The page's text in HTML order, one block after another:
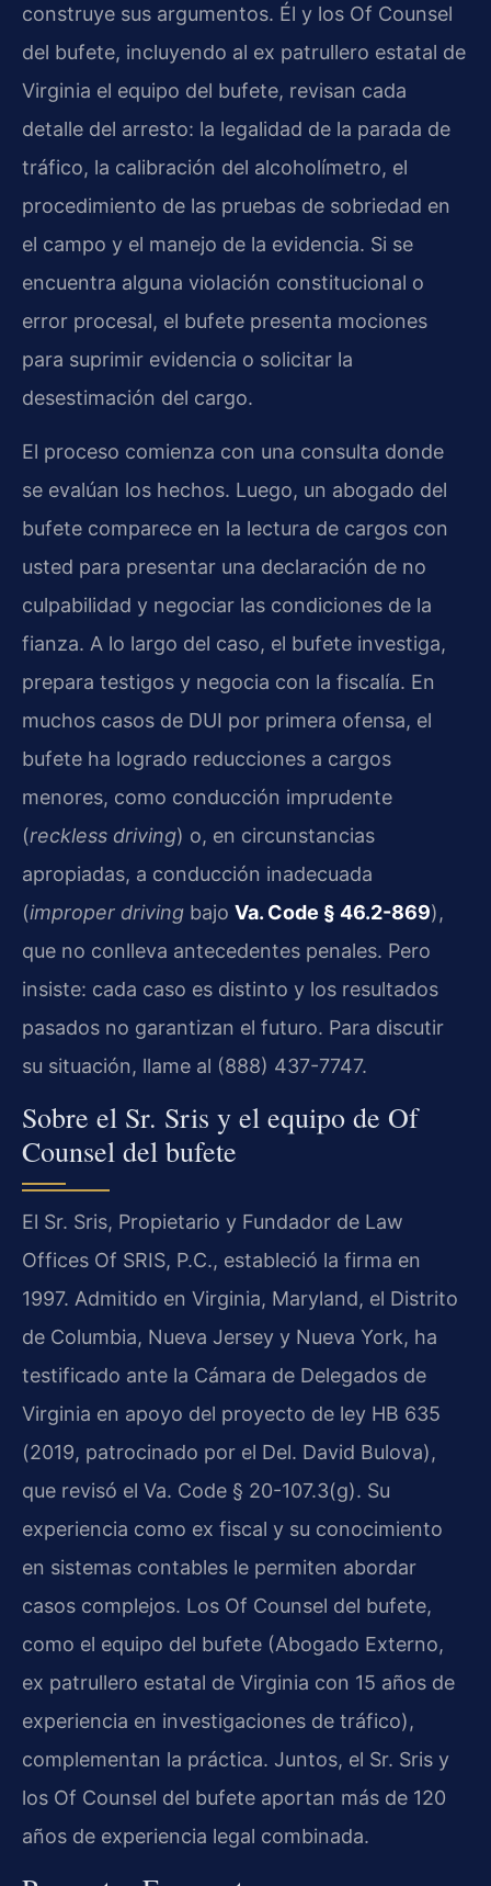
construye sus argumentos. Él y los Of Counsel
del bufete, incluyendo al ex patrullero estatal de
Virginia el equipo del bufete, revisan cada
detalle del arresto: la legalidad de la parada de
tráfico, la calibración del alcoholímetro, el
procedimiento de las pruebas de sobriedad en
el campo y el manejo de la evidencia. Si se
encuentra alguna violación constitucional o
error procesal, el bufete presenta mociones
para suprimir evidencia o solicitar la
desestimación del cargo.
El proceso comienza con una consulta donde
se evalúan los hechos. Luego, un abogado del
bufete comparece en la lectura de cargos con
usted para presentar una declaración de no
culpabilidad y negociar las condiciones de la
fianza. A lo largo del caso, el bufete investiga,
prepara testigos y negocia con la fiscalía. En
muchos casos de DUI por primera ofensa, el
bufete ha logrado reducciones a cargos
menores, como conducción imprudente
(reckless driving) o, en circunstancias
apropiadas, a conducción inadecuada
(improper driving bajo Va. Code § 46.2-869),
que no conlleva antecedentes penales. Pero
insiste: cada caso es distinto y los resultados
pasados no garantizan el futuro. Para discutir
su situación, llame al (888) 437-7747.
Sobre el Sr. Sris y el equipo de Of
Counsel del bufete
El Sr. Sris, Propietario y Fundador de Law
Offices Of SRIS, P.C., estableció la firma en
1997. Admitido en Virginia, Maryland, el Distrito
de Columbia, Nueva Jersey y Nueva York, ha
testificado ante la Cámara de Delegados de
Virginia en apoyo del proyecto de ley HB 635
(2019, patrocinado por el Del. David Bulova),
que revisó el Va. Code § 20-107.3(g). Su
experiencia como ex fiscal y su conocimiento
en sistemas contables le permiten abordar
casos complejos. Los Of Counsel del bufete,
como el equipo del bufete (Abogado Externo,
ex patrullero estatal de Virginia con 15 años de
experiencia en investigaciones de tráfico),
complementan la práctica. Juntos, el Sr. Sris y
los Of Counsel del bufete aportan más de 120
años de experiencia legal combinada.